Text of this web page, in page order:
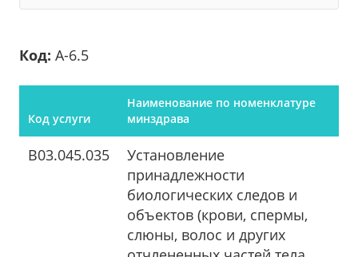
Код: А-6.5
Код услуги
Наименование по номенклатуре
минздрава
B03.045.035
Установление
принадлежности
биологических следов и
объектов (крови, спермы,
слюны, волос и других